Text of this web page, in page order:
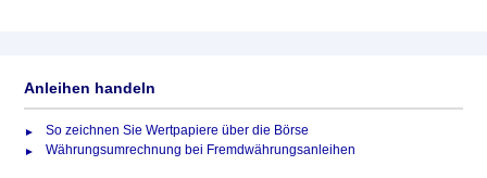
Anleihen handeln
So zeichnen Sie Wertpapiere über die Börse
Währungsumrechnung bei Fremdwährungsanleihen